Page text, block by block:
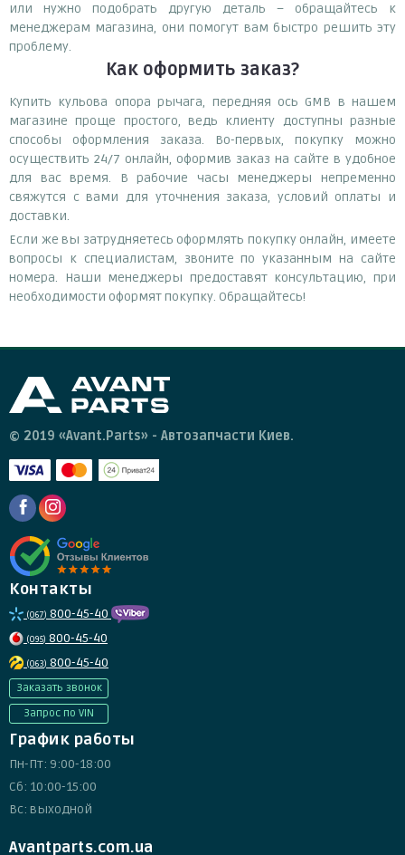
или нужно подобрать другую деталь – обращайтесь к
менеджерам магазина, они помогут вам быстро решить эту
проблему.
Как оформить заказ?
Купить кульова опора рычага, передняя ось GMB в нашем
магазине проще простого, ведь клиенту доступны разные
способы оформления заказа. Во-первых, покупку можно
осуществить 24/7 онлайн, оформив заказ на сайте в удобное
для вас время. В рабочие часы менеджеры непременно
свяжутся с вами для уточнения заказа, условий оплаты и
доставки.
Если же вы затрудняетесь оформлять покупку онлайн, имеете
вопросы к специалистам, звоните по указанным на сайте
номера. Наши менеджеры предоставят консультацию, при
необходимости оформят покупку. Обращайтесь!
© 2019 «Avant.Parts» - Автозапчасти Киев.
Контакты
(067) 800-45-40
(095) 800-45-40
(063) 800-45-40
Заказать звонок
Запрос по VIN
График работы
Пн-Пт: 9:00-18:00
Сб: 10:00-15:00
Вс: выходной
Avantparts.com.ua